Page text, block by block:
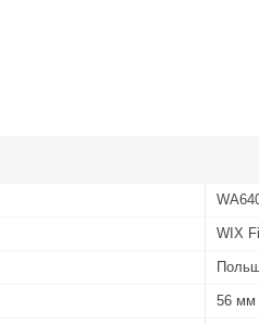
WIX
56 мм